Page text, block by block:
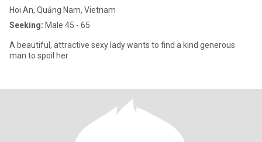
Hoi An, Quảng Nam, Vietnam
Seeking: Male 45 - 65
A beautiful, attractive sexy lady wants to find a kind generous
man to spoil her